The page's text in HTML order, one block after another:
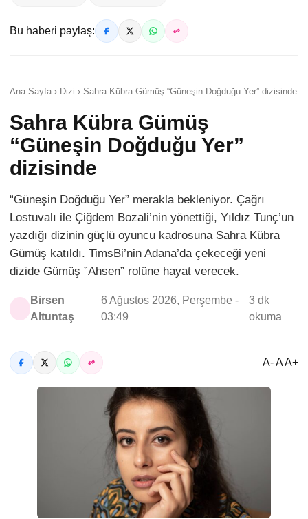
Bu haberi paylaş:
Ana Sayfa › Dizi › Sahra Kübra Gümüş “Güneşin Doğduğu Yer” dizisinde
Sahra Kübra Gümüş
“Güneşin Doğduğu Yer”
dizisinde
“Güneşin Doğduğu Yer” merakla bekleniyor. Çağrı
Lostuvalı ile Çiğdem Bozali’nin yönettiği, Yıldız Tunç’un
yazdığı dizinin güçlü oyuncu kadrosuna Sahra Kübra
Gümüş katıldı. TimsBi’nin Adana’da çekeceği yeni
dizide Gümüş ”Ahsen” rolüne hayat verecek.
Birsen
Altuntaş
6 Ağustos 2026, Perşembe -
03:49
3 dk
okuma
A- A A+